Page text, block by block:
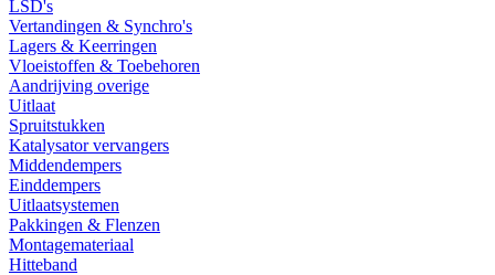
LSD's
Vertandingen & Synchro's
Lagers & Keerringen
Vloeistoffen & Toebehoren
Aandrijving overige
Uitlaat
Spruitstukken
Katalysator vervangers
Middendempers
Einddempers
Uitlaatsystemen
Pakkingen & Flenzen
Montagemateriaal
Hitteband